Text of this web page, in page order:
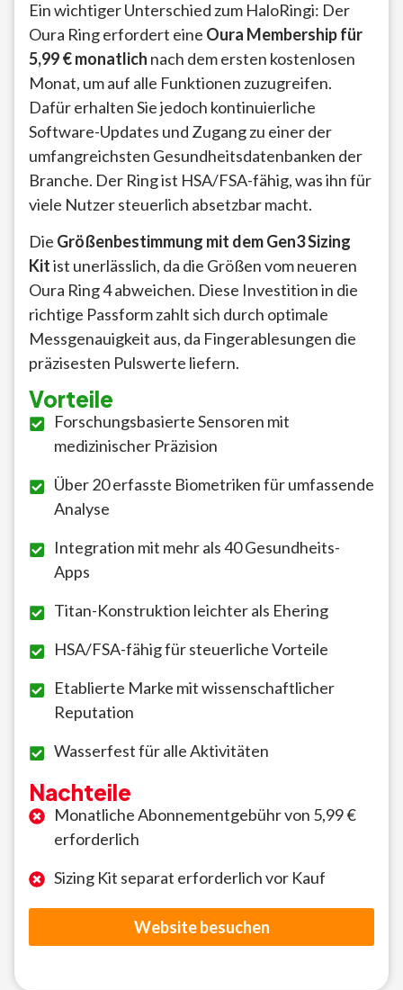
Ein wichtiger Unterschied zum HaloRingi: Der
Oura Ring erfordert eine Oura Membership für
5,99 € monatlich nach dem ersten kostenlosen
Monat, um auf alle Funktionen zuzugreifen.
Dafür erhalten Sie jedoch kontinuierliche
Software-Updates und Zugang zu einer der
umfangreichsten Gesundheitsdatenbanken der
Branche. Der Ring ist HSA/FSA-fähig, was ihn für
viele Nutzer steuerlich absetzbar macht.
Die Größenbestimmung mit dem Gen3 Sizing
Kitist unerlässlich, da die Größen vom neueren
Oura Ring 4 abweichen. Diese Investition in die
richtige Passform zahlt sich durch optimale
Messgenauigkeit aus, da Fingerablesungen die
präzisesten Pulswerte liefern.
Vorteile
Forschungsbasierte Sensoren mit
medizinischer Präzision
Über 20 erfasste Biometriken für umfassende
Analyse
Integration mit mehr als 40 Gesundheits-
Apps
Titan-Konstruktion leichter als Ehering
HSA/FSA-fähig für steuerliche Vorteile
Etablierte Marke mit wissenschaftlicher
Reputation
Wasserfest für alle Aktivitäten
Nachteile
Monatliche Abonnementgebühr von 5,99 €
erforderlich
Sizing Kit separat erforderlich vor Kauf
Website besuchen